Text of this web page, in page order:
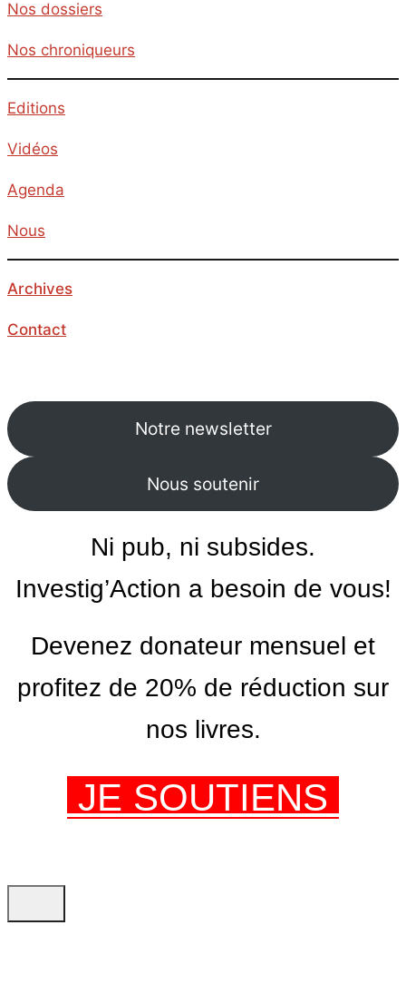
Nos dossiers
Nos chroniqueurs
Editions
Vidéos
Agenda
Nous
Archives
Contact
Notre newsletter
Nous soutenir
Ni pub, ni subsides.
Investig’Action a besoin de vous!
Devenez donateur mensuel et
profitez de 20% de réduction sur
nos livres.
JE SOUTIENS